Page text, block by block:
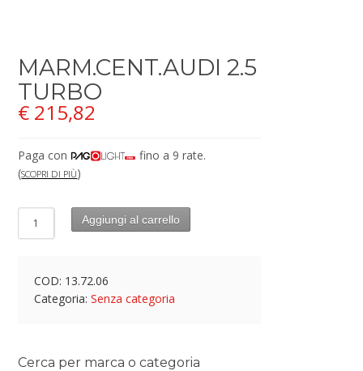
MARM.CENT.AUDI 2.5
TURBO
€ 215,82
Paga con
fino a 9 rate.
(SCOPRI DI PIÙ)
Aggiungi al carrello
COD: 13.72.06
Categoria:Senza categoria
Cerca per marca o categoria